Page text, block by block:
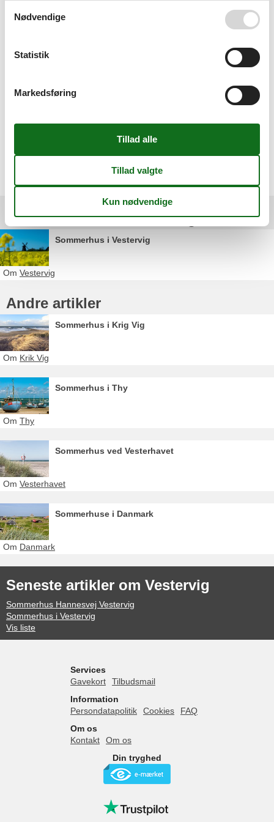
mange gode tilbud. Absolut min favorit hjemmeside når
ferien skal bestilles. Jeg vil klart anbefale det til andre.
Perfekt og uden problemer. Hurtige svar på mailen.
Andre artikler om Vestervig
Sommerhus i Vestervig
Om Vestervig
Andre artikler
Sommerhus i Krig Vig
Om Krik Vig
Sommerhus i Thy
Om Thy
Sommerhus ved Vesterhavet
Om Vesterhavet
Sommerhuse i Danmark
Om Danmark
Seneste artikler om Vestervig
Sommerhus Hannesvej Vestervig
Sommerhus i Vestervig
Vis liste
Services
Gavekort
Tilbudsmail
Information
Persondatapolitik
Cookies
FAQ
Om os
Kontakt
Om os
Din tryghed
Nødvendige
Statistik
Markedsføring